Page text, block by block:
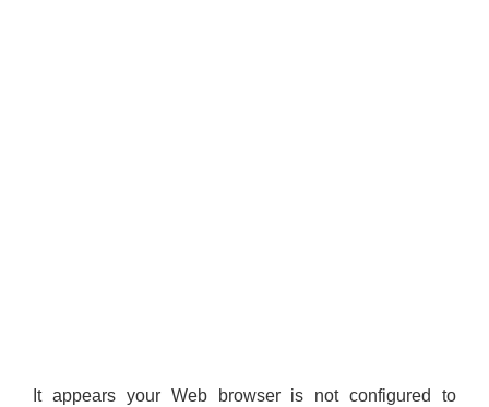
It appears your Web browser is not configured to